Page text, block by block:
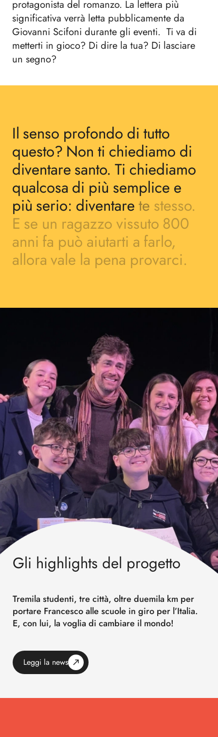
protagonista del romanzo. La lettera più
significativa verrà letta pubblicamente da
Giovanni Scifoni durante gli eventi. Ti va di
metterti in gioco? Di dire la tua? Di lasciare
un segno?
Il
Il senso
senso profondo
profondo di
di tutto
tutto
questo?
questo? Non
Non ti
ti chiediamo
chiediamo di
di
diventare
diventare santo.
santo. Ti
Ti chiediamo
chiediamo
qualcosa
qualcosa di
di più
più semplice
semplice e
e
più
più serio:
serio: diventare
diventare te
te stesso.
E se un ragazzo vissuto 800
anni fa può aiutarti a farlo,
allora vale la pena provarci.
Gli highlights del progetto
Tremila studenti, tre città, oltre duemila km per
portare Francesco alle scuole in giro per l’Italia.
E, con lui, la voglia di cambiare il mondo!
Leggi la news